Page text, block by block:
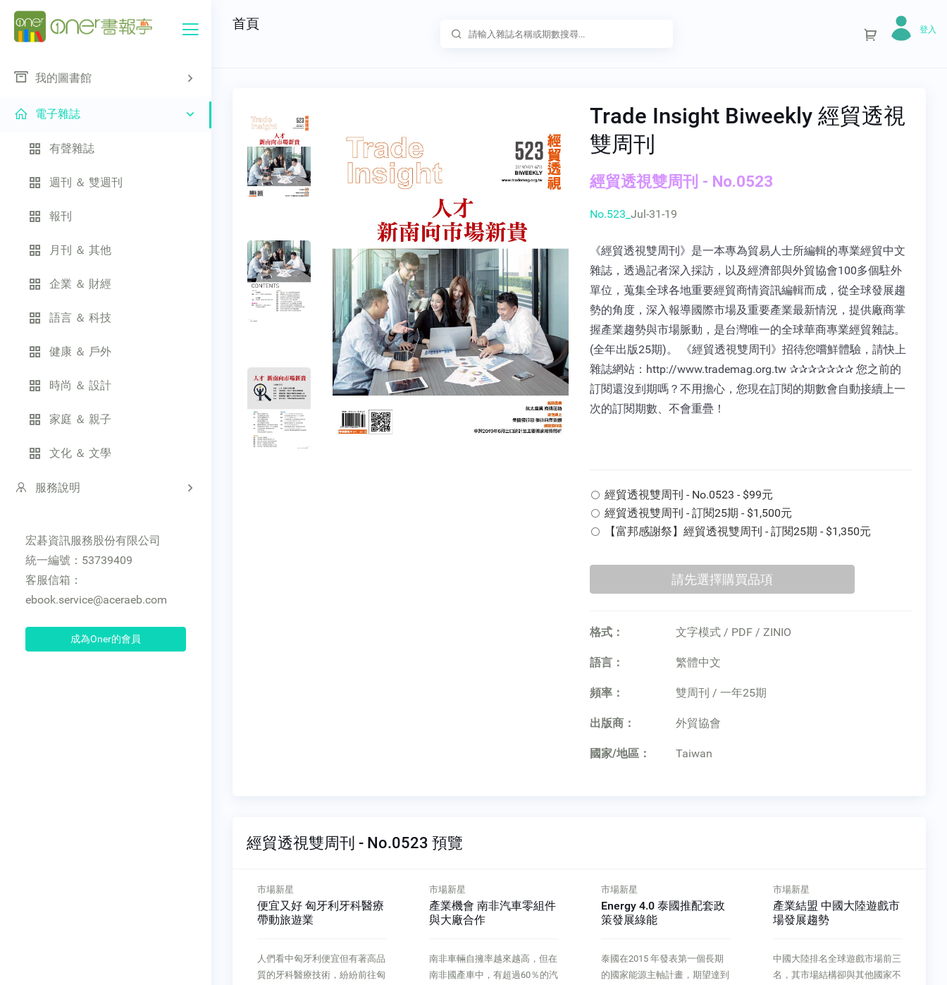
我的圖書館
電子雜誌
有聲雜誌
週刊 ＆ 雙週刊
報刊
月刊 ＆ 其他
企業 ＆ 財經
語言 ＆ 科技
健康 ＆ 戶外
時尚 ＆ 設計
家庭 ＆ 親子
文化 ＆ 文學
服務說明
宏碁資訊服務股份有限公司
統一編號：53739409
客服信箱：
ebook.service@aceraeb.com
成為Oner的會員
首頁 登入
Trade Insight Biweekly 經貿透視
雙周刊
經貿透視雙周刊 - No.0523
No.523_ Jul-31-19
《經貿透視雙周刊》是一本專為貿易人士所編輯的專業經貿中文
雜誌，透過記者深入採訪，以及經濟部與外貿協會100多個駐外
單位，蒐集全球各地重要經貿商情資訊編輯而成，從全球發展趨
勢的角度，深入報導國際市場及重要產業最新情況，提供廠商掌
握產業趨勢與市場脈動，是台灣唯一的全球華商專業經貿雜誌。
(全年出版25期)。 《經貿透視雙周刊》招待您嚐鮮體驗，請快上
雜誌網站：http://www.trademag.org.tw ✰✰✰✰✰✰✰ 您之前的
訂閱還沒到期嗎？不用擔心，您現在訂閱的期數會自動接續上一
次的訂閱期數、不會重疊！
經貿透視雙周刊 - No.0523 - $99元
經貿透視雙周刊 - 訂閱25期 - $1,500元
【富邦感謝祭】經貿透視雙周刊 - 訂閱25期 - $1,350元
格式： 文字模式 / PDF / ZINIO
語言： 繁體中文
頻率： 雙周刊 / 一年25期
出版商： 外貿協會
國家/地區： Taiwan
經貿透視雙周刊 - No.0523 預覽
市場新星
產業機會 南非汽車零組件
與大廠合作
南非車輛自擁率越來越高，但在
南非國產車中，有超過60％的汽
市場新星
Energy 4.0 泰國推配套政
策發展綠能
泰國在2015 年發表第一個長期
的國家能源主軸計畫，期望達到
市場新星
產業結盟 中國大陸遊戲市
場發展趨勢
中國大陸排名全球遊戲市場前三
名，其市場結構卻與其他國家不
市場新星
土耳其伊斯坦堡 外國人置
產首選
EMERGING ARKET│市 場新星土
耳其伊斯坦堡 外國人置產首選